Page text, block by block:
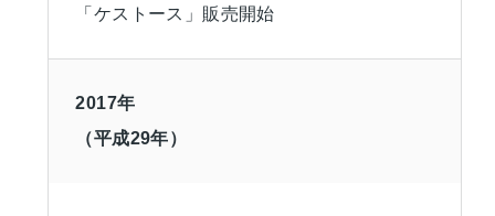
「ケストース」販売開始
2017年
（平成29年）